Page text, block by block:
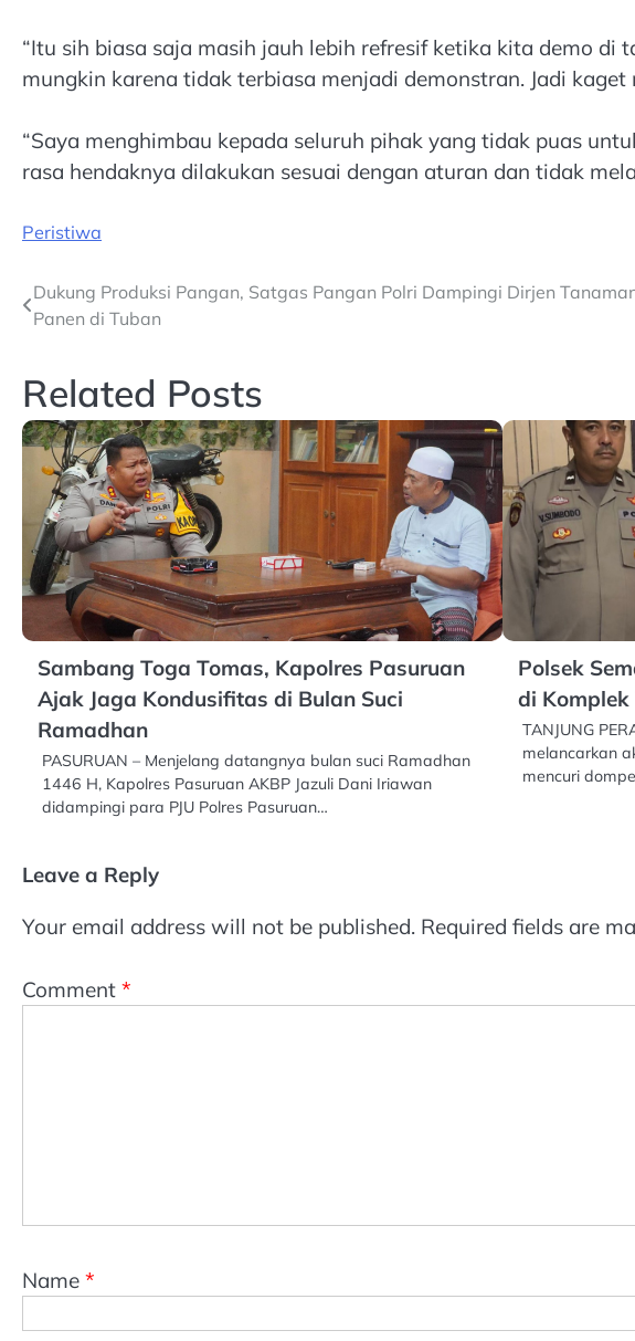
“Itu sih biasa saja masih jauh lebih refresif ketika kita demo
mungkin karena tidak terbiasa menjadi demonstran. Jadi
“Saya menghimbau kepada seluruh pihak yang tidak puas
rasa hendaknya dilakukan sesuai dengan aturan dan tidak
Peristiwa
Post
Dukung Produksi Pangan, Satgas Pangan Polri Dampingi Dirjen
Panen di Tuban
Related Posts
Sambang Toga Tomas, Kapolres Pasuruan
Ajak Jaga Kondusifitas di Bulan Suci
Ramadhan
PASURUAN – Menjelang datangnya bulan suci Ramadhan
1446 H, Kapolres Pasuruan AKBP Jazuli Dani Iriawan
didampingi para PJU Polres Pasuruan…
Polsek
di
TANJUNG
melancarkan
mencuri
Leave a Reply
Your email address will not be published. Required fields are
Comment *
Name *